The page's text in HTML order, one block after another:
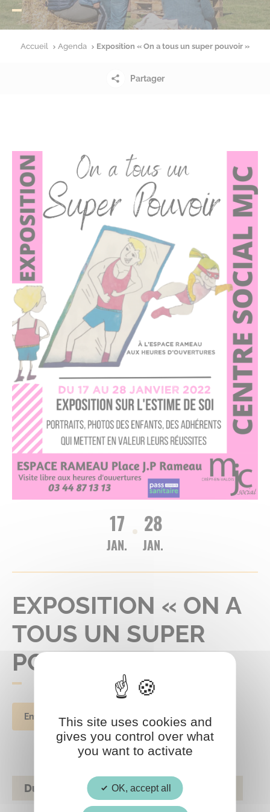
Accueil Agenda Exposition « On a tous un super pouvoir »
Partager
17
JAN.
28
JAN.
EXPOSITION « ON A
TOUS UN SUPER
POUVOIR »
Enfance
Du lundi 17 au vendredi 28 janvier 2022
This site uses cookies and
gives you control over what
you want to activate
OK, accept all